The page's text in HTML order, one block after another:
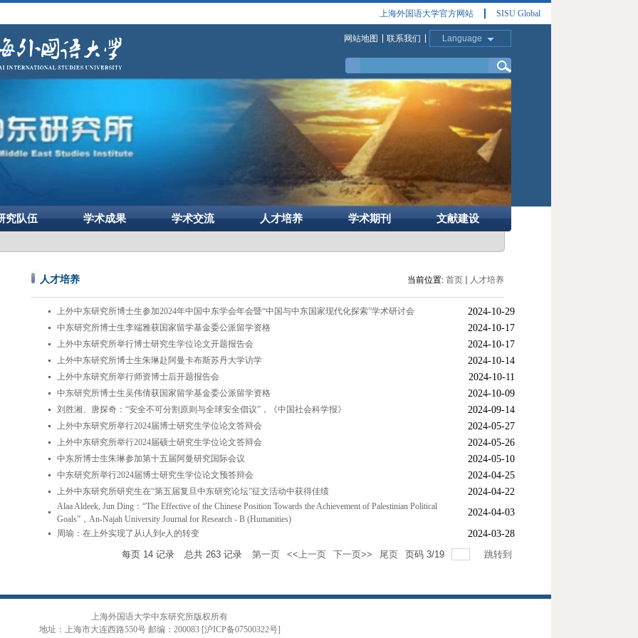
上海外国语大学官方网站 SISU Global
网站地图 联系我们 Language
究队伍 学术成果 学术交流 人才培养 学术期刊 文献建设
人才培养 当前位置: 首页 人才培养
上外中东研究所博士生参加2024年中国中东学会年会暨“中国与中东国家现代化探索”学术研讨会 2024-10-29
中东研究所博士生李端雅获国家留学基金委公派留学资格 2024-10-17
上外中东研究所举行博士研究生学位论文开题报告会 2024-10-17
上外中东研究所博士生朱琳赴阿曼卡布斯苏丹大学访学 2024-10-14
上外中东研究所举行师资博士后开题报告会 2024-10-11
中东研究所博士生吴伟倩获国家留学基金委公派留学资格 2024-10-09
刘胜湘、唐探奇：“安全不可分割原则与全球安全倡议”，《中国社会科学报》 2024-09-14
上外中东研究所举行2024届博士研究生学位论文答辩会 2024-05-27
上外中东研究所举行2024届硕士研究生学位论文答辩会 2024-05-26
中东所博士生朱琳参加第十五届阿曼研究国际会议 2024-05-10
中东研究所举行2024届博士研究生学位论文预答辩会 2024-04-25
上外中东研究所研究生在“第五届复旦中东研究论坛”征文活动中获得佳绩 2024-04-22
Alaa Aldeek, Jun Ding：“The Effective of the Chinese Position Towards the Achievement of Palestinian Political
Goals”，An-Najah University Journal for Research - B (Humanities)
2024-04-03
周瑜：在上外实现了从i人到e人的转变
2024-03-28
每页 14 记录 总共 263 记录 第一页 <<上一页 下一页>> 尾页 页码 3/19 跳转到
上海外国语大学中东研究所版权所有
地址：上海市大连西路550号 邮编：200083 [沪ICP备07500322号]